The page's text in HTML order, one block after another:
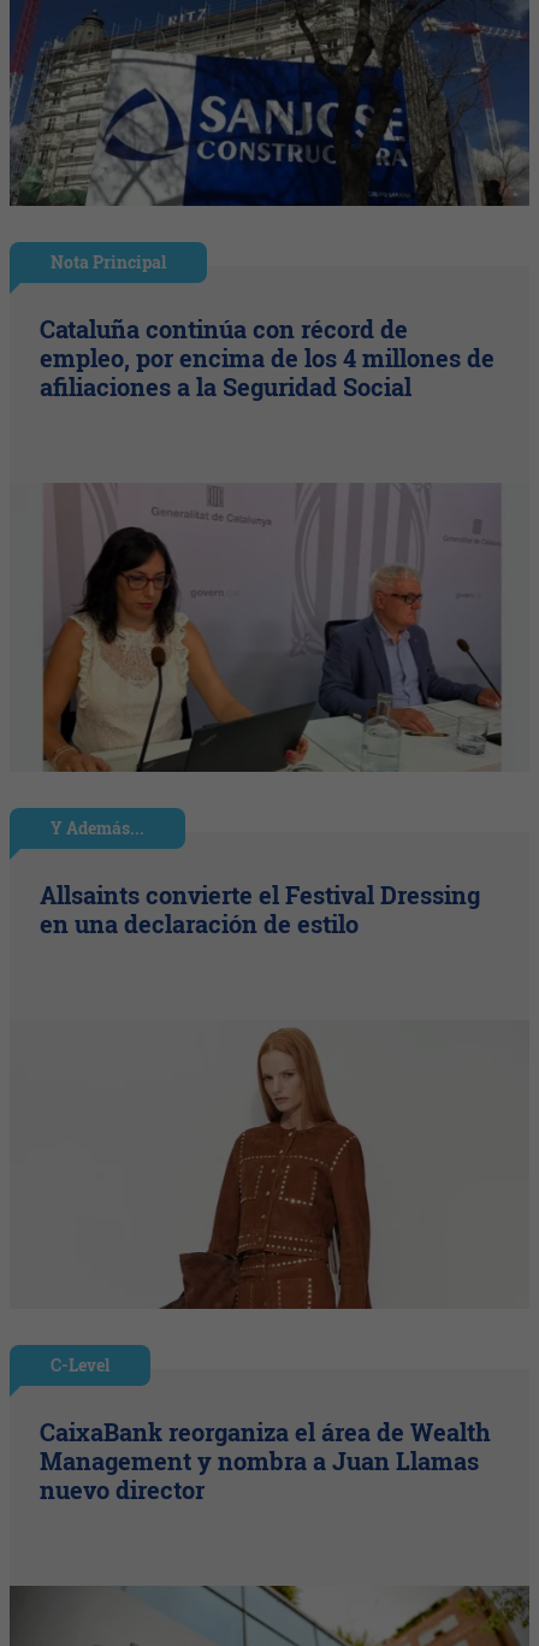
Nota Principal
Cataluña continúa con récord de
empleo, por encima de los 4 millones de
afiliaciones a la Seguridad Social
Y Además...
Allsaints convierte el Festival Dressing
en una declaración de estilo
C-Level
CaixaBank reorganiza el área de Wealth
Management y nombra a Juan Llamas
nuevo director